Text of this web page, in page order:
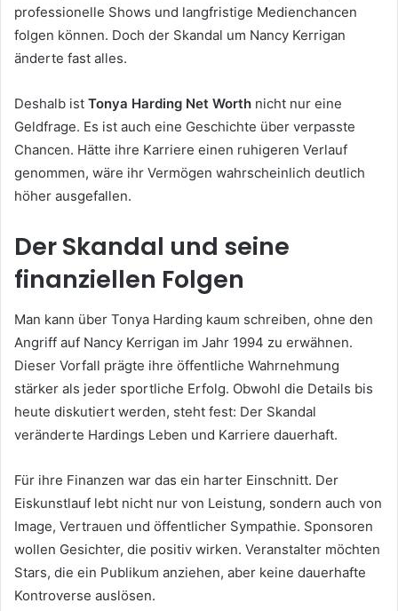
professionelle Shows und langfristige Medienchancen
folgen können. Doch der Skandal um Nancy Kerrigan
änderte fast alles.
Deshalb ist Tonya Harding Net Worth nicht nur eine
Geldfrage. Es ist auch eine Geschichte über verpasste
Chancen. Hätte ihre Karriere einen ruhigeren Verlauf
genommen, wäre ihr Vermögen wahrscheinlich deutlich
höher ausgefallen.
Der Skandal und seine
finanziellen Folgen
Man kann über Tonya Harding kaum schreiben, ohne den
Angriff auf Nancy Kerrigan im Jahr 1994 zu erwähnen.
Dieser Vorfall prägte ihre öffentliche Wahrnehmung
stärker als jeder sportliche Erfolg. Obwohl die Details bis
heute diskutiert werden, steht fest: Der Skandal
veränderte Hardings Leben und Karriere dauerhaft.
Für ihre Finanzen war das ein harter Einschnitt. Der
Eiskunstlauf lebt nicht nur von Leistung, sondern auch von
Image, Vertrauen und öffentlicher Sympathie. Sponsoren
wollen Gesichter, die positiv wirken. Veranstalter möchten
Stars, die ein Publikum anziehen, aber keine dauerhafte
Kontroverse auslösen.